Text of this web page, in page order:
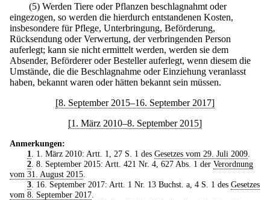
(5) Werden Tiere oder Pflanzen beschlagnahmt oder
eingezogen, so werden die hierdurch entstandenen Kosten,
insbesondere für Pflege, Unterbringung, Beförderung,
Rücksendung oder Verwertung, der verbringenden Person
auferlegt; kann sie nicht ermittelt werden, werden sie dem
Absender, Beförderer oder Besteller auferlegt, wenn diesem die
Umstände, die die Beschlagnahme oder Einziehung veranlasst
haben, bekannt waren oder hätten bekannt sein müssen.
[8. September 2015–16. September 2017]
[1. März 2010–8. September 2015]
Anmerkungen:
1
. 1. März 2010: Artt. 1, 27 S. 1 des Gesetzes vom 29. Juli 2009.
2. 8. September 2015: Artt. 421 Nr. 4, 627 Abs. 1 der Verordnung
vom 31. August 2015
3. 16. September 2017: Artt. 1 Nr. 13 Buchst. a, 4 S. 1 des Gesetzes
vom 8. September 2017